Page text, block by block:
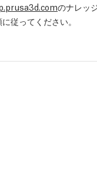
のナレッ
従ってください。